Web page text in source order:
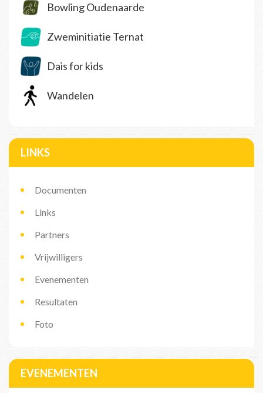
Bowling Oudenaarde
Zweminitiatie Ternat
Dais for kids
Wandelen
LINKS
Documenten
Links
Partners
Vrijwilligers
Evenementen
Resultaten
Foto
EVENEMENTEN